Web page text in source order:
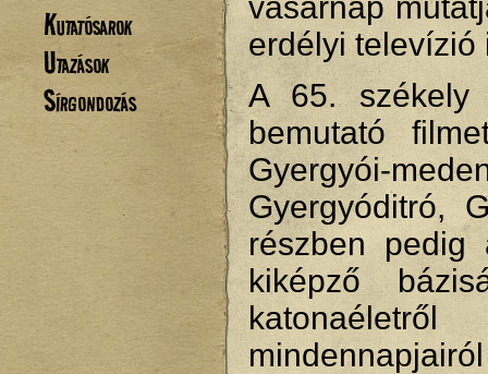
Kutatósarok
Utazások
Sírgondozás
erdélyi televízió
A 65. székely
bemutató
Gyergyói-
Gyergyóditró,
részben pedig
kiképző